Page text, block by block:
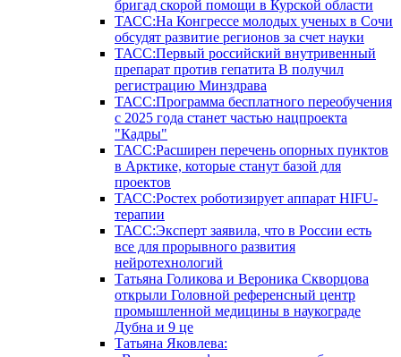
бригад скорой помощи в Курской области
ТАСС:На Конгрессе молодых ученых в Сочи
обсудят развитие регионов за счет науки
ТАСС:Первый российский внутривенный
препарат против гепатита В получил
регистрацию Минздрава
ТАСС:Программа бесплатного переобучения
с 2025 года станет частью нацпроекта
"Кадры"
ТАСС:Расширен перечень опорных пунктов
в Арктике, которые станут базой для
проектов
ТАСС:Ростех роботизирует аппарат HIFU-
терапии
ТАСС:Эксперт заявила, что в России есть
все для прорывного развития
нейротехнологий
Татьяна Голикова и Вероника Скворцова
открыли Головной референсный центр
промышленной медицины в наукограде
Дубна и 9 це
Татьяна Яковлева: